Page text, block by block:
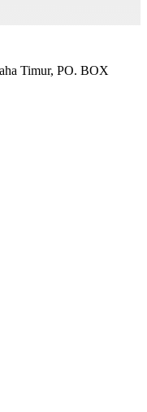
Timur, PO. BOX